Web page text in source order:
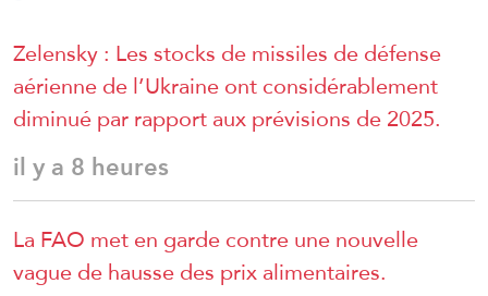
Zelensky : Les stocks de missiles de défense
aérienne de l’Ukraine ont considérablement
diminué par rapport aux prévisions de 2025.
il y a 8 heures
La FAO met en garde contre une nouvelle
vague de hausse des prix alimentaires.